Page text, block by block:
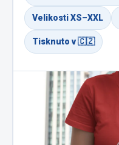
Velikosti XS–XXL
Tisknuto v 🇨🇿